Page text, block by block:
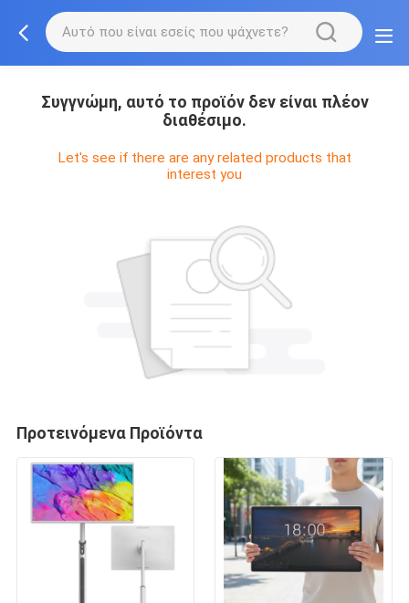
Συγγνώμη, αυτό το προϊόν δεν είναι πλέον
διαθέσιμο.
Let's see if there are any related products that
interest you
Προτεινόμενα Προϊόντα